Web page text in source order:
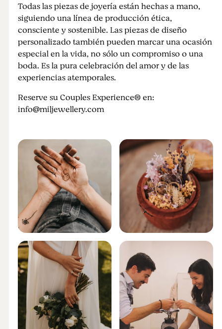
Todas las piezas de joyería están hechas a mano,
siguiendo una línea de producción ética,
consciente y sostenible. Las piezas de diseño
personalizado también pueden marcar una ocasión
especial en la vida, no sólo un compromiso o una
boda. Es la pura celebración del amor y de las
experiencias atemporales.
Reserve su Couples Experience® en:
info@miljewellery.com